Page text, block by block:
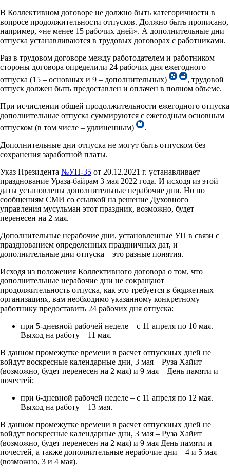
В Коллективном договоре не должно быть категоричности в
вопросе продолжительности отпусков. Должно быть прописано,
например, «не менее 15 рабочих дней». А дополнительные дни
отпуска устанавливаются в трудовых договорах с работниками.
Раз в трудовом договоре между работодателем и работником
стороны договора определили 24 рабочих дня ежегодного
отпуска (15 – основных и 9 – дополнительных)
, трудовой
отпуск должен быть предоставлен и оплачен в полном объеме.
При исчислении общей продолжительности ежегодного отпуска
дополнительные отпуска суммируются с ежегодным основным
отпуском (в том числе – удлиненным)
.
Дополнительные дни отпуска не могут быть отпуском без
сохранения заработной платы.
Указ Президента №УП-35 от 20.12.2021 г. устанавливает
празднование Ураза-байрам 3 мая 2022 года. И исходя из этой
даты установлены дополнительные нерабочие дни. Но по
сообщениям СМИ со ссылкой на решение Духовного
управления мусульман этот праздник, возможно, будет
перенесен на 2 мая.
Дополнительные нерабочие дни, установленные УП в связи с
празднованием определенных праздничных дат, и
дополнительные дни отпуска – это разные понятия.
Исходя из положения Коллективного договора о том, что
дополнительные нерабочие дни не сокращают
продолжительность отпуска, как это требуется в бюджетных
организациях, вам необходимо указанному конкретному
работнику предоставить 24 рабочих дня отпуска:
при 5-дневной рабочей неделе – с 11 апреля по 10 мая.
Выход на работу – 11 мая.
В данном промежутке времени в расчет отпускных дней не
войдут воскресные календарные дни, 3 мая – Руза Хайит
(возможно, будет перенесен на 2 мая) и 9 мая – День памяти и
почестей;
при 6-дневной рабочей неделе – с 11 апреля по 12 мая.
Выход на работу – 13 мая.
В данном промежутке времени в расчет отпускных дней не
войдут воскресные календарные дни, 3 мая – Руза Хайит
(возможно, будет перенесен на 2 мая) и 9 мая День памяти и
почестей, а также дополнительные нерабочие дни – 4 и 5 мая
(возможно, 3 и 4 мая).